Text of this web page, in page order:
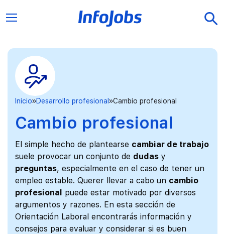
Inicio Desarrollo profesional Cambio profesional
Cambio profesional
El simple hecho de plantearse cambiar de trabajo
suele provocar un conjunto de dudas y
preguntas, especialmente en el caso de tener un
empleo estable. Querer llevar a cabo un cambio
profesional puede estar motivado por diversos
argumentos y razones. En esta sección de
Orientación Laboral encontrarás información y
consejos para evaluar y considerar si es buen